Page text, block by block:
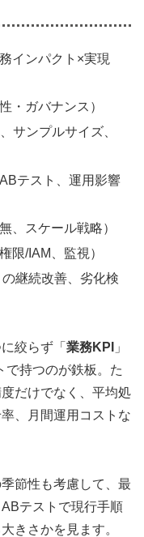
務インパクト×実現
・ガバナンス）
サンプルサイズ、
テスト、運用影響
、スケール戦略）
限/IAM、監視）
の継続改善、劣化検
絞らず「 業務KPI
」
で持つのが鉄板。た
だけでなく、平均処
、月間運用コストな
節性も考慮して、最
テストで現行手順
きさかを見ます。